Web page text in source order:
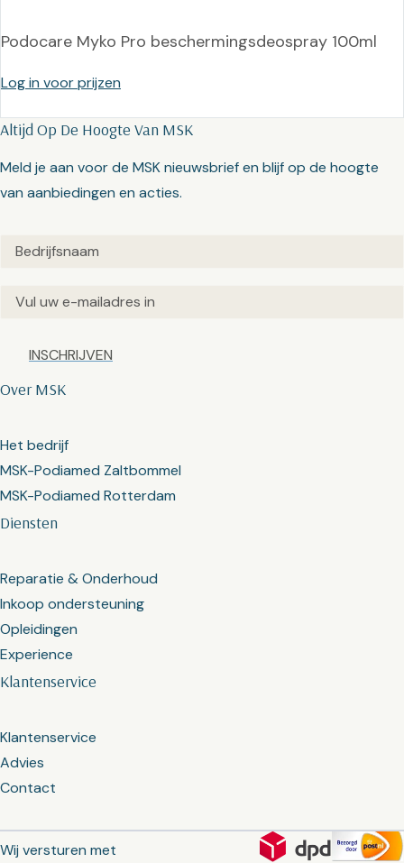
Podocare Myko Pro beschermingsdeospray 100ml
Log in voor prijzen
Klantenservice
Klantenservice
Advies
Contact
Diensten
Reparatie & Onderhoud
Inkoop ondersteuning
Opleidingen
Experience
Over MSK
Het bedrijf
MSK-Podiamed Zaltbommel
MSK-Podiamed Rotterdam
Altijd Op De Hoogte Van MSK
Meld je aan voor de MSK nieuwsbrief en blijf op de hoogte
van aanbiedingen en acties.
Untitled(Vereist)
Email(Vereist)
Captcha
Wij versturen met